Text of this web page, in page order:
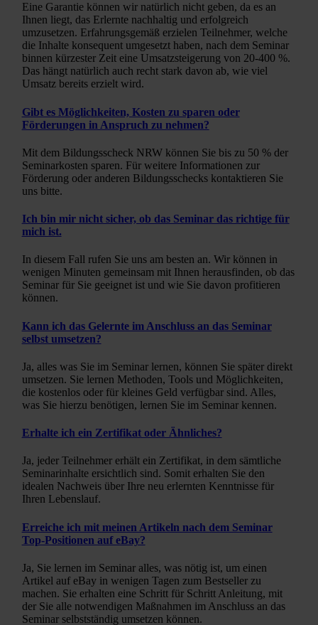
Eine Garantie können wir natürlich nicht geben, da es an
Ihnen liegt, das Erlernte nachhaltig und erfolgreich
umzusetzen. Erfahrungsgemäß erzielen Teilnehmer, welche
die Inhalte konsequent umgesetzt haben, nach dem Seminar
binnen kürzester Zeit eine Umsatzsteigerung von 20-400 %.
Das hängt natürlich auch recht stark davon ab, wie viel
Umsatz bereits erzielt wird.
Gibt es Möglichkeiten, Kosten zu sparen oder
Förderungen in Anspruch zu nehmen?
Mit dem Bildungsscheck NRW können Sie bis zu 50 % der
Seminarkosten sparen. Für weitere Informationen zur
Förderung oder anderen Bildungsschecks kontaktieren Sie
uns bitte.
Ich bin mir nicht sicher, ob das Seminar das richtige für
mich ist.
In diesem Fall rufen Sie uns am besten an. Wir können in
wenigen Minuten gemeinsam mit Ihnen herausfinden, ob das
Seminar für Sie geeignet ist und wie Sie davon profitieren
können.
Kann ich das Gelernte im Anschluss an das Seminar
selbst umsetzen?
Ja, alles was Sie im Seminar lernen, können Sie später direkt
umsetzen. Sie lernen Methoden, Tools und Möglichkeiten,
die kostenlos oder für kleines Geld verfügbar sind. Alles,
was Sie hierzu benötigen, lernen Sie im Seminar kennen.
Erhalte ich ein Zertifikat oder Ähnliches?
Ja, jeder Teilnehmer erhält ein Zertifikat, in dem sämtliche
Seminarinhalte ersichtlich sind. Somit erhalten Sie den
idealen Nachweis über Ihre neu erlernten Kenntnisse für
Ihren Lebenslauf.
Erreiche ich mit meinen Artikeln nach dem Seminar
Top-Positionen auf eBay?
Ja, Sie lernen im Seminar alles, was nötig ist, um einen
Artikel auf eBay in wenigen Tagen zum Bestseller zu
machen. Sie erhalten eine Schritt für Schritt Anleitung, mit
der Sie alle notwendigen Maßnahmen im Anschluss an das
Seminar selbstständig umsetzen können.